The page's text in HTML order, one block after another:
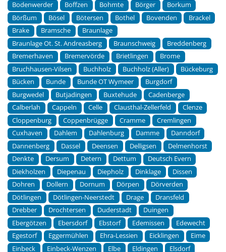
Bodenwerder
Boffzen Bohmte Börger
Borkum
Börßum
Bösel Bötersen Bothel Bovenden
Brackel
Brake
Bramsche
Braunlage
Braunlage Ot. St. Andreasberg
Braunschweig
Breddenberg
Bremerhaven
Bremervörde Brietlingen
Brome
Bruchhausen-Vilsen
Buchholz Buchholz (Aller)
Bückeburg
Bücken
Bunde Bunde OT Wymeer
Burgdorf
Burgwedel
Butjadingen Buxtehude
Cadenberge
Calberlah
Cappeln Celle Clausthal-Zellerfeld
Clenze
Cloppenburg
Coppenbrügge Cramme
Cremlingen
Cuxhaven
Dahlem Dahlenburg Damme
Danndorf
Dannenberg
Dassel Deensen Delligsen
Delmenhorst
Denkte
Dersum Detern Dettum
Deutsch Evern
Diekholzen
Diepenau Diepholz Dinklage
Dissen
Dohren
Dollern Dornum Dörpen
Dörverden
Dötlingen
Dötlingen-Neerstedt Drage
Dransfeld
Drebber
Drochtersen Duderstadt
Duingen
Ebergötzen
Ebersdorf Ebstorf Edemissen
Edewecht
Egestorf
Eggermühlen Ehra-Lessien Eicklingen
Eime
Einbeck
Einbeck-Wenzen Elbe Eldingen Elsdorf